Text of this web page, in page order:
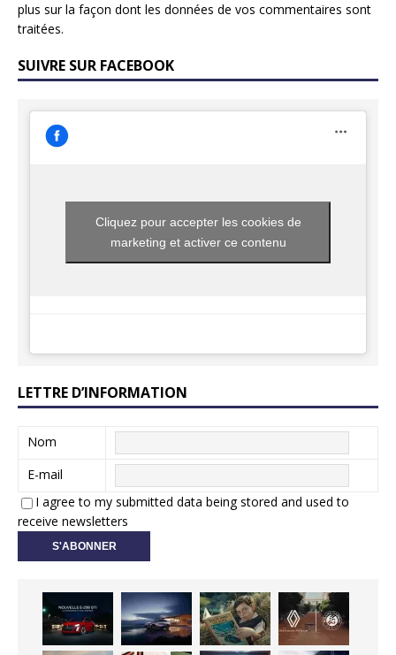
plus sur la façon dont les données de vos commentaires sont
traitées.
SUIVRE SUR FACEBOOK
Cliquez pour accepter les cookies de
marketing et activer ce contenu
LETTRE D’INFORMATION
Nom
E-mail
I agree to my submitted data being stored and used to
receive newsletters